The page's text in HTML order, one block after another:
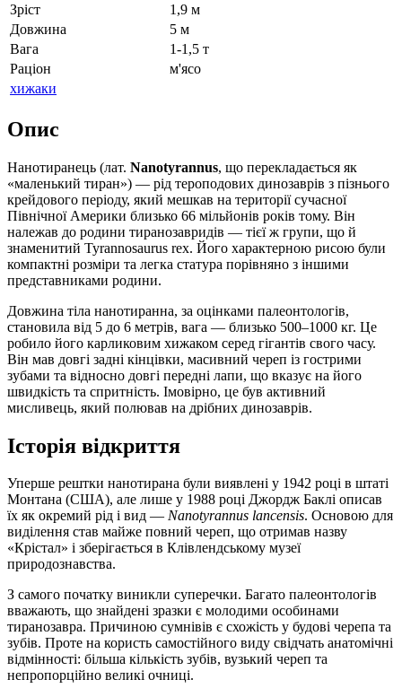
Зріст
1,9 м
Довжина
5 м
Вага
1-1,5 т
Раціон
м'ясо
хижаки
Опис
Нанотиранець (лат. Nanotyrannus, що перекладається як
«маленький тиран») — рід тероподових динозаврів з пізнього
крейдового періоду, який мешкав на території сучасної
Північної Америки близько 66 мільйонів років тому. Він
належав до родини тиранозавридів — тієї ж групи, що й
знаменитий Tyrannosaurus rex. Його характерною рисою були
компактні розміри та легка статура порівняно з іншими
представниками родини.
Довжина тіла нанотиранна, за оцінками палеонтологів,
становила від 5 до 6 метрів, вага — близько 500–1000 кг. Це
робило його карликовим хижаком серед гігантів свого часу.
Він мав довгі задні кінцівки, масивний череп із гострими
зубами та відносно довгі передні лапи, що вказує на його
швидкість та спритність. Імовірно, це був активний
мисливець, який полював на дрібних динозаврів.
Історія відкриття
Уперше рештки нанотирана були виявлені у 1942 році в штаті
Монтана (США), але лише у 1988 році Джордж Баклі описав
їх як окремий рід і вид — Nanotyrannus lancensis. Основою для
виділення став майже повний череп, що отримав назву
«Крістал» і зберігається в Клівлендському музеї
природознавства.
З самого початку виникли суперечки. Багато палеонтологів
вважають, що знайдені зразки є молодими особинами
тиранозавра. Причиною сумнівів є схожість у будові черепа та
зубів. Проте на користь самостійного виду свідчать анатомічні
відмінності: більша кількість зубів, вузький череп та
непропорційно великі очниці.